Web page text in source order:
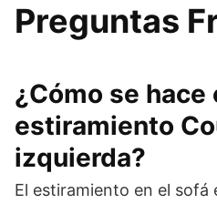
Preguntas
¿Cómo se hace
estiramiento
izquierda?
El estiramiento en el sofá